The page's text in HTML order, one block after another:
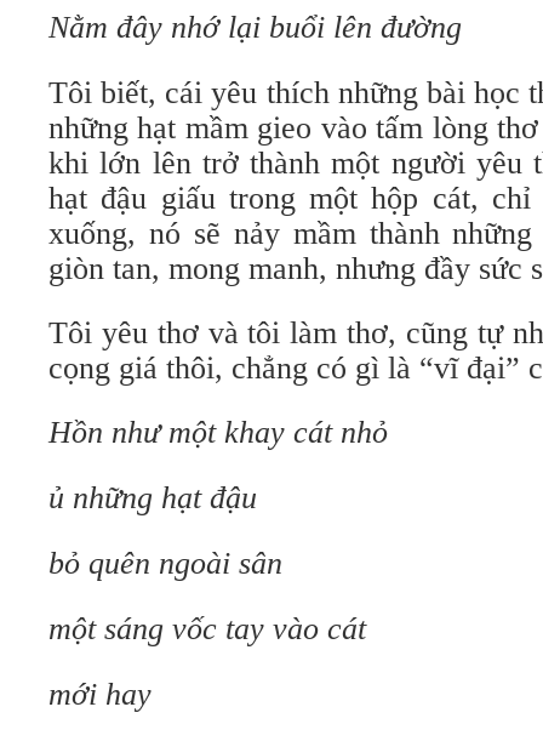
Nằm đây nhớ lại buổi lên đường
Tôi biết, cái yêu thích những bài học
những hạt mầm gieo vào tấm lòng
khi lớn lên trở thành một người yêu
hạt đậu giấu trong một hộp cát,
xuống, nó sẽ nảy mầm thành
giòn tan, mong manh, nhưng đầy sức
Tôi yêu thơ và tôi làm thơ, cũng tự
cọng giá thôi, chẳng có gì là “vĩ đại”
Hồn như một khay cát nhỏ
ủ những hạt đậu
bỏ quên ngoài sân
một sáng vốc tay vào cát
mới hay